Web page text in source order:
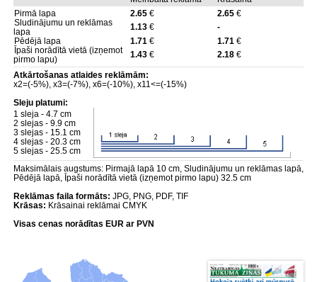
Pirmā lapa
2.65€ 2.65€
Sludinājumu un reklāmas
lapa
1.13€
-
Pēdējā lapa
1.71€ 1.71€
Īpaši norādītā vietā (izņemot
pirmo lapu)
1.43€ 2.18€
Atkārtošanas atlaides reklāmām:
x2=(-5%), x3=(-7%), x6=(-10%), x11<=(-15%)
Sleju platumi:
1 sleja - 4.7 cm
2 slejas - 9.9 cm
3 slejas - 15.1 cm
4 slejas - 20.3 cm
5 slejas - 25.5 cm
Maksimālais augstums: Pirmajā lapā 10 cm, Sludinājumu un reklāmas lapā,
Pēdējā lapā, Īpaši norādītā vietā (izņemot pirmo lapu) 32.5 cm
Reklāmas faila formāts: JPG, PNG, PDF, TIF
Krāsas: Krāsainai reklāmai CMYK
Visas cenas norādītas EUR ar PVN